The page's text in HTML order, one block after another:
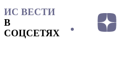
ИС ВЕСТИ
В
СОЦСЕТЯХ